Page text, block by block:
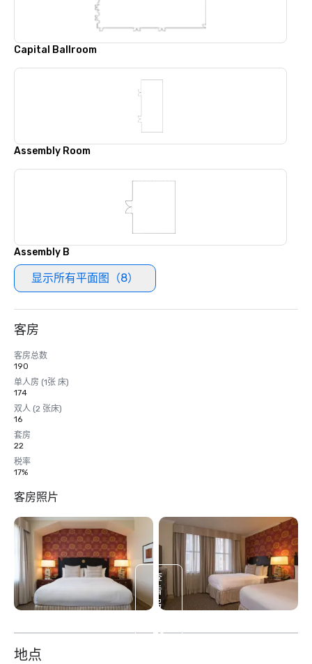
Capital Ballroom
Assembly Room
Assembly B
显示所有平面图（8）
客房
客房总数
190
单人房 (1张 床)
174
双人 (2 张床)
16
套房
22
税率
17%
客房照片
查
看
另
20
地点